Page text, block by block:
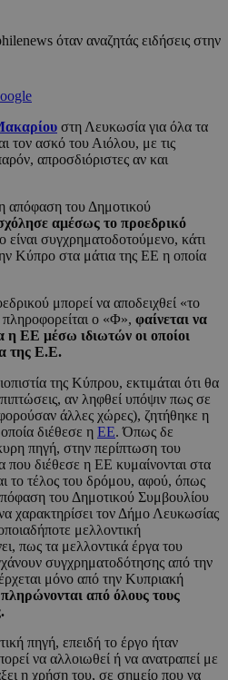
όταν αναζητάς ειδήσεις στην
στη Λευκωσία για όλα τα
τον ασκό του Αιόλου, με τις
απροσδιόριστες αν και
απόφαση του Δημοτικού
αμέσως το προεδρικό
είναι συγχρηματοδοτούμενο, κάτι
Κύπρο στα μάτια της ΕΕ η οποία
μπορεί να αποδειχθεί «το
ο «Φ», φαίνεται να
η ΕΕ μέσω ιδιωτών οι οποίοι
της Ε.Ε.
της Κύπρου, εκτιμάται ότι θα
αν ληφθεί υπόψιν πως σε
άλλες χώρες), ζητήθηκε η
διέθεσε η ΕΕ. Όπως δε
πηγή, στην περίπτωση του
διέθεσε η ΕΕ κυμαίνονται στα
το τέλος του δρόμου, αφού, όπως
του Δημοτικού Συμβουλίου
χαρακτηρίσει τον Δήμο Λευκωσίας
μελλοντική
πως τα μελλοντικά έργα του
συγχρηματοδότησης από την
μόνο από την Κυπριακή
από όλους τους
πηγή, επειδή το έργο ήταν
να αλλοιωθεί ή να ανατραπεί με
η χρήση του, σε σημείο που να